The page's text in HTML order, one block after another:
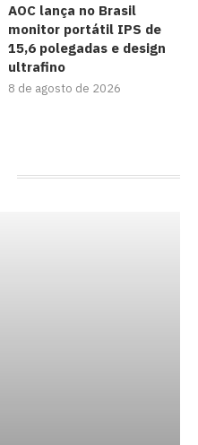
AOC lança no Brasil
monitor portátil IPS de
15,6 polegadas e design
ultrafino
8 de agosto de 2026